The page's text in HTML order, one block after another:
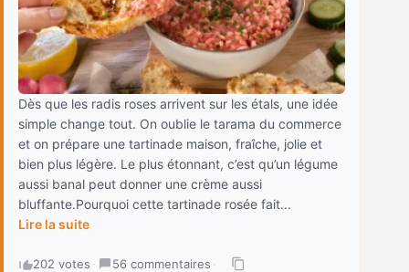
Dès que les radis roses arrivent sur les étals, une idée
simple change tout. On oublie le tarama du commerce
et on prépare une tartinade maison, fraîche, jolie et
bien plus légère. Le plus étonnant, c’est qu’un légume
aussi banal peut donner une crème aussi
bluffante.Pourquoi cette tartinade rosée fait...
Lire la suite
202 votes · 56 commentaires ·